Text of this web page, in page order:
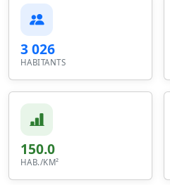
3 026
HABITANTS
150.0
HAB./KM²